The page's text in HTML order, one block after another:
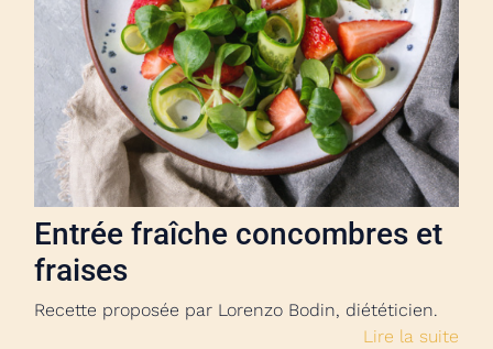
Entrée fraîche concombres et
fraises
Recette proposée par Lorenzo Bodin, diététicien.
Lire la suite